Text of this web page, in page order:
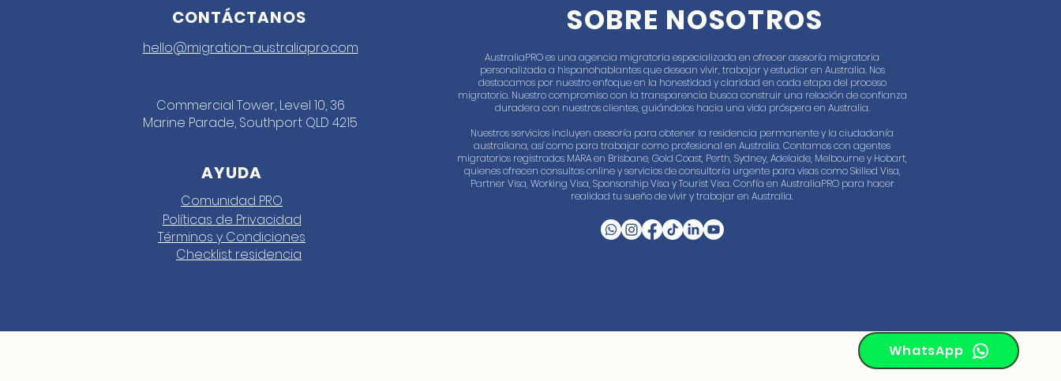
WhatsApp
hello@migration-australiapro.com
Commercial Tower, Level 10, 36
Marine Parade, Southport QLD 4215
AYUDA
Políticas de Privacidad
Términos y Condiciones
Checklist residencia
SOBRE NOSOTROS
AustraliaPRO es una agencia migratoria especializada en ofrecer asesoría migratoria
personalizada a hispanohablantes que desean vivir, trabajar y estudiar en Australia. Nos
destacamos por nuestro enfoque en la honestidad y claridad en cada etapa del proceso
migratorio. Nuestro compromiso con la transparencia busca construir una relación de confianza
duradera con nuestros clientes, guiándolos hacia una vida próspera en Australia.
Nuestros servicios incluyen asesoría para obtener la residencia permanente y la ciudadanía
australiana, así como para trabajar como profesional en Australia. Contamos con agentes
migratorios registrados MARA en Brisbane, Gold Coast, Perth, Sydney, Adelaide, Melbourne y Hobart,
quienes ofrecen consultas online y servicios de consultoría urgente para visas como Skilled Visa,
Partner Visa, Working Visa, Sponsorship Visa y Tourist Visa. Confía en AustraliaPRO para hacer
realidad tu sueño de vivir y trabajar en Australia.
CONTÁCTANOS
Comunidad PRO